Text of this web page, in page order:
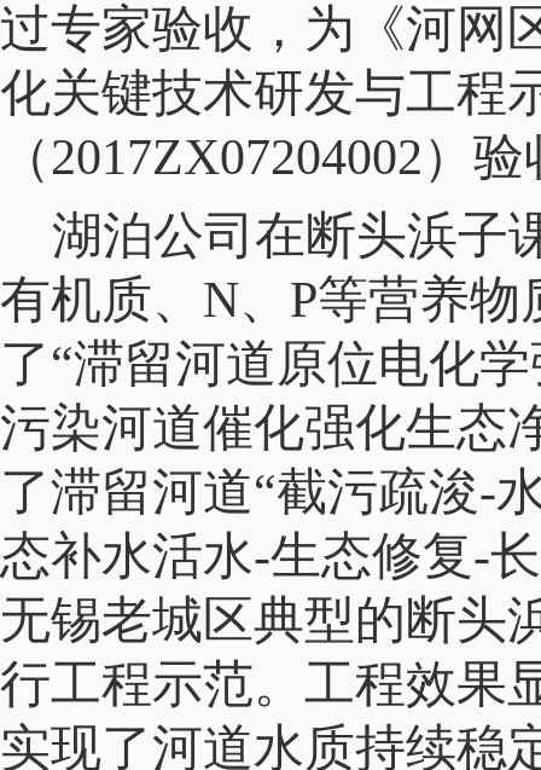
过专家验收，为《河网
化关键技术研发与工程
（2017ZX07204002）
湖泊公司在断头浜子
有机质、 N、 P等营养物
了“滞留河道原位电化
污染河道催化强化生态
了滞留河道“截污疏浚-
态补水活水-生态修复-
无锡老城区典型的断
行工程示范。工程效果
实现了河道水质持续稳